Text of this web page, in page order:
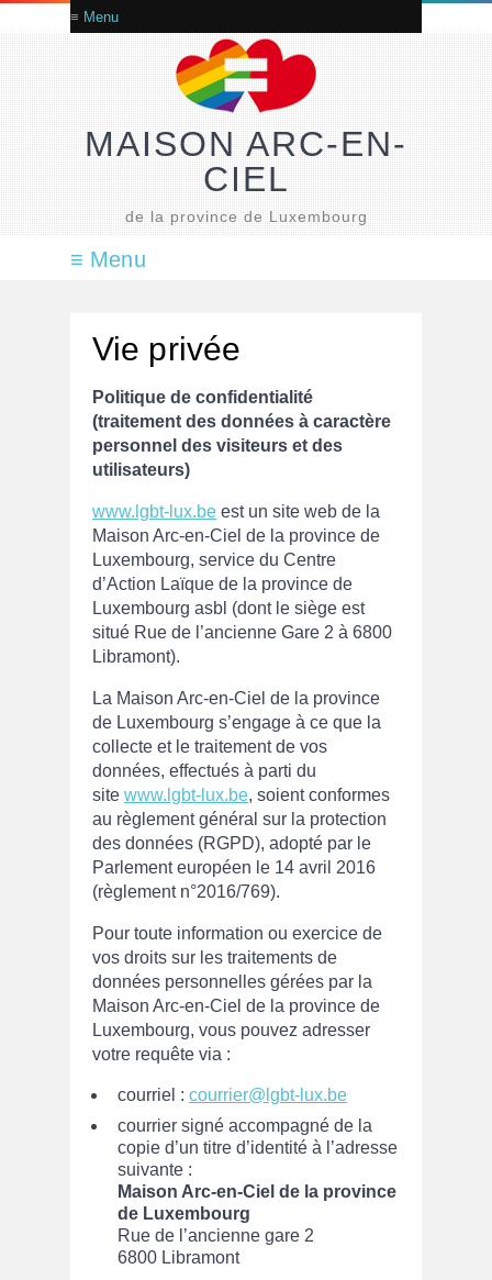
MAISON ARC-EN-
CIEL
de la province de Luxembourg
Vie privée
Politique de confidentialité
(traitement des données à caractère
personnel des visiteurs et des
utilisateurs)
www.lgbt-lux.be est un site web de la
Maison Arc-en-Ciel de la province de
Luxembourg, service du Centre
d’Action Laïque de la province de
Luxembourg asbl (dont le siège est
situé Rue de l’ancienne Gare 2 à 6800
Libramont).
La Maison Arc-en-Ciel de la province
de Luxembourg s’engage à ce que la
collecte et le traitement de vos
données, effectués à parti du
site www.lgbt-lux.be, soient conformes
au règlement général sur la protection
des données (RGPD), adopté par le
Parlement européen le 14 avril 2016
(règlement n°2016/769).
Pour toute information ou exercice de
vos droits sur les traitements de
données personnelles gérées par la
Maison Arc-en-Ciel de la province de
Luxembourg, vous pouvez adresser
votre requête via :
courriel : courrier@lgbt-lux.be
courrier signé accompagné de la
copie d’un titre d’identité à l’adresse
suivante :
Maison Arc-en-Ciel de la province
de Luxembourg
Rue de l’ancienne gare 2
6800 Libramont